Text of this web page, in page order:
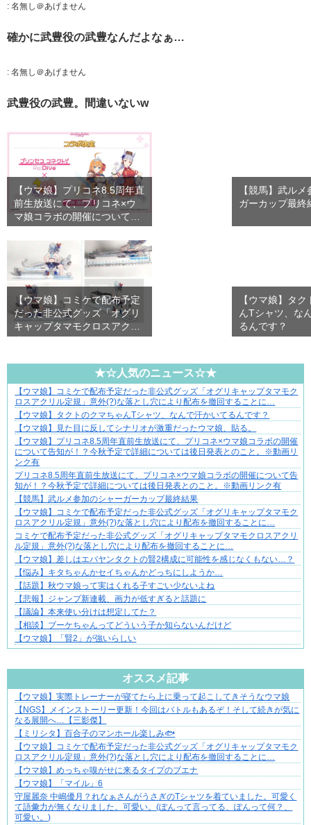
: 名無し＠あげません
確かに武豊役の武豊なんだよなぁ…
: 名無し＠あげません
武豊役の武豊。間違いないw
【ウマ娘】プリコネ8.5周年直
前生放送にて、プリコネ×ウ
マ娘コラボの開催について…
【競馬】武ル
ガーカップ最終
【ウマ娘】コミケで配布予定
だった非公式グッズ「オグリ
キャップタマモクロスアクリ
ル…
【ウマ娘】タ
んTシャツ、な
るんです？
★☆人気のニュース☆★
小さなすれ違いが、夫を追い詰めていく
【ウマ娘】コミケで配布予定だった非公式グッズ「オグリキャップタマモク
ロスアクリル定規」意外(?)な落とし穴により配布を撤回することに…
【ウマ娘】タクトのクマちゃんTシャツ、なんで汗かいてるんです？
【ウマ娘】見た目に反してシナリオが激重だったウマ娘、貼る。
【ウマ娘】プリコネ8.5周年直前生放送にて、プリコネ×ウマ娘コラボの開催
について告知が！？今秋予定で詳細については後日発表とのこと。※動画リ
ンク有
プリコネ8.5周年直前生放送にて、プリコネ×ウマ娘コラボの開催について告
知が！？今秋予定で詳細については後日発表とのこと。※動画リンク有
【競馬】武ルメ参加のシャーガーカップ最終結果
【ウマ娘】コミケで配布予定だった非公式グッズ「オグリキャップタマモク
ロスアクリル定規」意外(?)な落とし穴により配布を撤回することに…
コミケで配布予定だった非公式グッズ「オグリキャップタマモクロスアクリ
ル定規」意外(?)な落とし穴により配布を撤回することに…
【ウマ娘】差しはエバヤンタクトの賢2構成に可能性を感じなくもない…？
【悩み】キタちゃんかセイちゃんかどっちにしようか…
【話題】秋ウマ娘って実はくれる子すごい少ないよね
【悲報】ジャンプ新連載、画力が低すぎると話題に
【議論】本来使い分けは想定してた？
【相談】ブーケちゃんってどういう子か知らないんだけど
【ウマ娘】「賢2」が強いらしい
オススメ記事
【マンガ】バラシ屋トシヤの漫画セレクション
【ウマ娘】実際トレーナーが寝てたら上に乗って起こしてきそうなウマ娘
【NGS】メインストーリー更新！今回はバトルもあるぞ！そして続きが気に
なる展開へ…【三影傑】
【ミリシタ】百合子のマンホール楽しみ🐟
【ウマ娘】コミケで配布予定だった非公式グッズ「オグリキャップタマモク
ロスアクリル定規」意外(?)な落とし穴により配布を撤回することに…
【ウマ娘】めっちゃ嗅がせに来るタイプのブエナ
【ウマ娘】「マイル」6
守屋麗奈 中嶋優月？れなぁさんがうさぎのTシャツを着ていました。可愛く
て語彙力が無くなりました。可愛い。(ぽんって言ってる、ぽんって何？、
可愛い。)⁡